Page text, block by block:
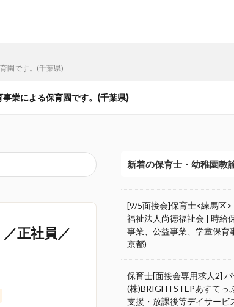
園です。(千葉県)
業による保育園です。(千葉県)
正社員／
新着の保育士・幼稚園教
[9/5面接会]保育士<練馬区
福祉法人尚徳福祉会 | 時給
事業、公益事業、学童保育
京都)
保育士[面接会専用求人2]
(株)BRIGHTSTEPあすてっ
支援・放課後等デイサービ